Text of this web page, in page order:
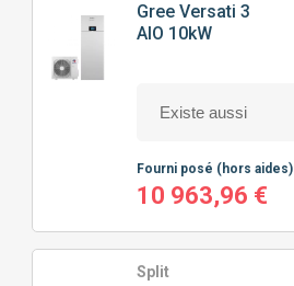
Gree Versati 3
AIO 10kW
Fourni posé (hors aides)
10 963,96 €
Split